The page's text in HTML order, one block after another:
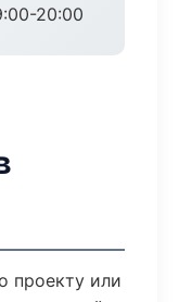
20:00
проекту или